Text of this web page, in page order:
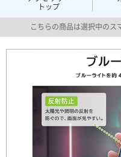
トップ
こちらの商品は選択中のス